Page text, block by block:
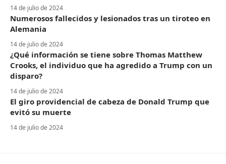
14 de julio de 2024
Numerosos fallecidos y lesionados tras un tiroteo en
Alemania
14 de julio de 2024
¿Qué información se tiene sobre Thomas Matthew
Crooks, el individuo que ha agredido a Trump con un
disparo?
14 de julio de 2024
El giro providencial de cabeza de Donald Trump que
evitó su muerte
14 de julio de 2024